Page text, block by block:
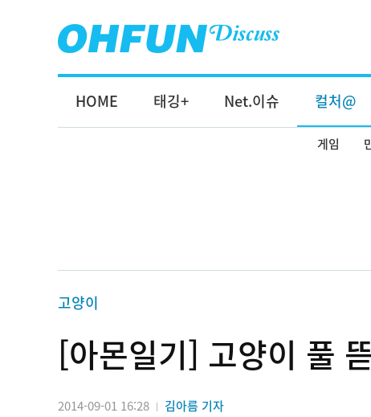
HOME 태깅+ Net.이슈 컬처@
게임
고양이
[아몬일기] 고양이 풀
2014-09-01 16:28 | 김아름 기자